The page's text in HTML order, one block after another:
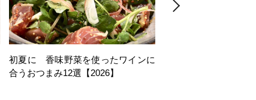
初夏に 香味野菜を使ったワインに
合うおつまみ12選【2026】